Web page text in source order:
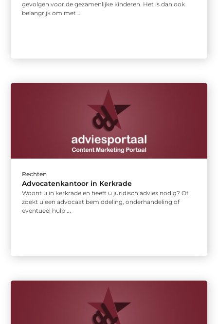
gevolgen voor de gezamenlijke kinderen. Het is dan ook
belangrijk om met ...
Rechten
Advocatenkantoor in Kerkrade
Woont u in kerkrade en heeft u juridisch advies nodig? Of
zoekt u een advocaat bemiddeling, onderhandeling of
eventueel hulp ...